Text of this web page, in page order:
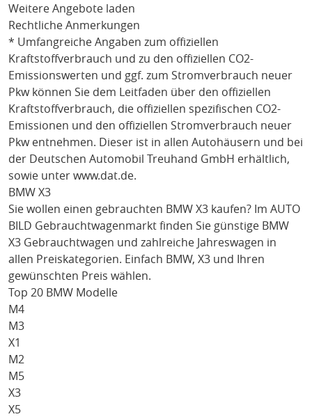
Weitere Angebote laden
Rechtliche Anmerkungen
* Umfangreiche Angaben zum offiziellen
Kraftstoffverbrauch und zu den offiziellen CO2-
Emissionswerten und ggf. zum Stromverbrauch neuer
Pkw können Sie dem Leitfaden über den offiziellen
Kraftstoffverbrauch, die offiziellen spezifischen CO2-
Emissionen und den offiziellen Stromverbrauch neuer
Pkw entnehmen. Dieser ist in allen Autohäusern und bei
der Deutschen Automobil Treuhand GmbH erhältlich,
sowie unter www.dat.de.
BMW X3
Sie wollen einen gebrauchten BMW X3 kaufen? Im AUTO
BILD Gebrauchtwagenmarkt finden Sie günstige BMW
X3 Gebrauchtwagen und zahlreiche Jahreswagen in
allen Preiskategorien. Einfach BMW, X3 und Ihren
gewünschten Preis wählen.
Top 20 BMW Modelle
M4
M3
X1
M2
M5
X3
X5